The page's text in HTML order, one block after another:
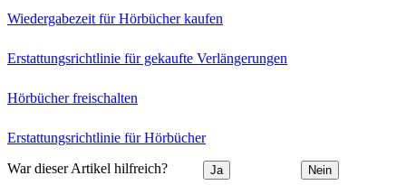
Wiedergabezeit für Hörbücher kaufen
Erstattungsrichtlinie für gekaufte Verlängerungen
Hörbücher freischalten
Erstattungsrichtlinie für Hörbücher
War dieser Artikel hilfreich? Ja Nein